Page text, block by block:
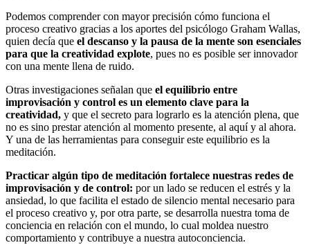
Podemos comprender con mayor precisión cómo funciona el
proceso creativo gracias a los aportes del psicólogo Graham Wallas,
quien decía que el descanso y la pausa de la mente son esenciales
para que la creatividad explote, pues no es posible ser innovador
con una mente llena de ruido.
Otras investigaciones señalan que el equilibrio entre
improvisación y control es un elemento clave para la
creatividad, y que el secreto para lograrlo es la atención plena, que
no es sino prestar atención al momento presente, al aquí y al ahora.
Y una de las herramientas para conseguir este equilibrio es la
meditación.
Practicar algún tipo de meditación fortalece nuestras redes de
improvisación y de control: por un lado se reducen el estrés y la
ansiedad, lo que facilita el estado de silencio mental necesario para
el proceso creativo y, por otra parte, se desarrolla nuestra toma de
conciencia en relación con el mundo, lo cual moldea nuestro
comportamiento y contribuye a nuestra autoconciencia.